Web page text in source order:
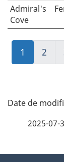
Admiral's
Cove
Aller
à:
1
Aller
à:
2
D
2025-07-